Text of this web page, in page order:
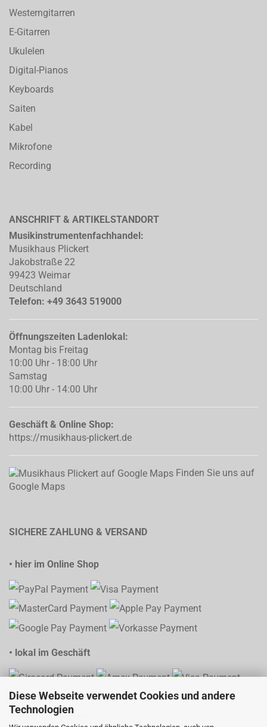
Diese Webseite verwendet Cookies und andere
Technologien
Westerngitarren
E-Gitarren
Ukulelen
Digital-Pianos
Keyboards
Saiten
Kabel
Mikrofone
Recording
ANSCHRIFT & ARTIKELSTANDORT
Musikinstrumentenfachhandel:
Musikhaus Plickert
Jakobstraße 22
99423 Weimar
Deutschland
Telefon: +49 3643 519000
Öffnungszeiten Ladenlokal:
Montag bis Freitag
10:00 Uhr - 18:00 Uhr
Samstag
10:00 Uhr - 14:00 Uhr
Geschäft & Online Shop:
https://musikhaus-plickert.de
Finden Sie uns auf
Google Maps
SICHERE ZAHLUNG & VERSAND
• hier im Online Shop
• lokal im Geschäft